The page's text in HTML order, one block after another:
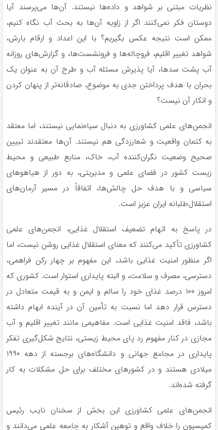
نظریات مبتنی بر شواهد و داده‌ها نیستند. آن‌ها می‌پرسند آیا
دوستان فکر نمی‌کنند اگر از زاویه آن‌ها به بحث آب نگاه کنیم،
ممکن است نتیجه عکس بگیریم؟ با این اعداد و ارقام بارش،
شواهد تغییر اقلیم، فروچاله‌ها و فرونشست‌ها، و گزارش‌های روزانه
آب پشت سدها، آیا پذیرش مسئله آب و طرح آن به عنوان یک
بحران با هدف پرداختن جدی به موضوع، صادقانه‌تر از پنهان کردن
و انکار آن نیست؟
انجمن‌های علمی کشاورزی به دنبال سیاه‌نمایی نیستند، اما معتقد
به کتمان واقعیت و شعارزدگی هم نیستند. آن‌ها معتقدند تبیین
صحیح وضعیت نگران‌کننده آب، خاک، منابع طبیعی و محیط
زیست کشور در فضای علمی و مدیریتی، به دور از هیاهوهای
سیاسی و با هدف حل چالش‌ها، اتفاقاً در مسیر آرمان‌های
استقلال‌طلبانه ایران عزیز است.
در پاسخ به اتهام تضعیف استقلال غذایی، انجمن‌های علمی
کشاورزی تأکید می‌کنند که معنای استقلال غذایی روشن نیست، اما
اگر منظور امنیت غذایی باشد، این مفهوم بر چهار رکن فراهمی،
دسترسی، مصرف و سلامت، و البته پایداری استوار است. کشوری که
امروز ۱۰۰ درصد غذای خود را سالم و ایمن و به قیمت متعادل در
دسترس قرار دهد اما نسبت به تأمین آن در آینده ابهام داشته
باشد، فاقد امنیت غذایی است. مفاهیمی مانند تغییر اقلیم و آب
مجازی در کنار مفهوم رد پای محیط زیستی، نتایج شکل‌گیری تفکر
پایداری در مجامع جهانی و دانشگاه‌های برجسته از دهه ۱۹۹۰
میلادی هستند و در کشورهای مختلف برای حل مشکلات به کار
گرفته شده‌اند.
انجمن‌های علمی کشاورزی این بخش از سخنان نایب رئیس
کمیسیون را خلاف واقع و توهین آشکار به جامعه علمی می‌دانند و